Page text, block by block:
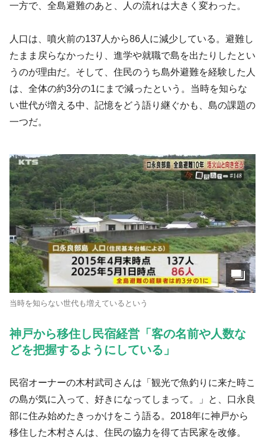
一方で、全島避難のあと、人の流れは大きく変わった。
人口は、噴火前の137人から86人に減少している。避難し
たまま戻らなかったり、進学や就職で島を出たりしたとい
うのが理由だ。そして、住民のうち島外避難を経験した人
は、全体の約3分の1にまで減ったという。当時を知らな
い世代が増える中、記憶をどう語り継ぐかも、島の課題の
一つだ。
当時を知らない世代も増えているという
神戸から移住し民宿経営「客の名前や人数な
どを把握するようにしている」
民宿オーナーの木村武司さんは「観光で魚釣りに来た時こ
の島が気に入って、好きになってしまって。」と、口永良
部に住み始めたきっかけをこう語る。2018年に神戸から
移住した木村さんは、住民の協力を得て古民家を改修。